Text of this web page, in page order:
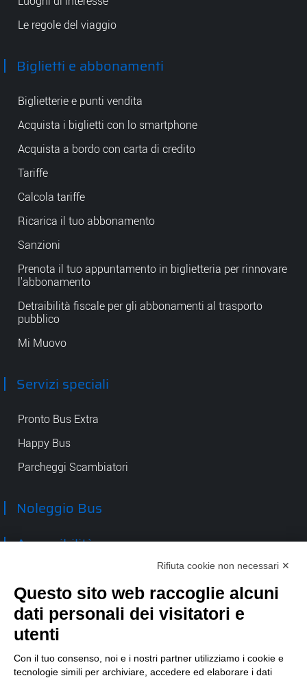
Le regole del viaggio
Biglietti e abbonamenti
Biglietterie e punti vendita
Acquista i biglietti con lo smartphone
Acquista a bordo con carta di credito
Tariffe
Calcola tariffe
Ricarica il tuo abbonamento
Sanzioni
Prenota il tuo appuntamento in biglietteria per rinnovare
l'abbonamento
Detraibilità fiscale per gli abbonamenti al trasporto
pubblico
Mi Muovo
Servizi speciali
Pronto Bus Extra
Happy Bus
Parcheggi Scambiatori
Noleggio Bus
Accessibilità
TEP spa
Via Taro 12
43125 Parma
Tel. 0521.2141
Rifiuta cookie non necessari ✕
Questo sito web raccoglie alcuni
dati personali dei visitatori e
utenti
Con il tuo consenso, noi e i nostri partner utilizziamo i cookie e
tecnologie simili per archiviare, accedere ed elaborare i dati